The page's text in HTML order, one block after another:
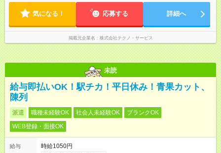
気になる！ 応募する 詳細へ
掲載元企業名 株式会社テクノ・サービス
未読
給与即払いOK！駅チカ！平日休み！青果カット、
陳列
派遣 職種未経験OK 社会人未経験OK
ブランクOK
WEB登録・面接OK
給与
時給1050円